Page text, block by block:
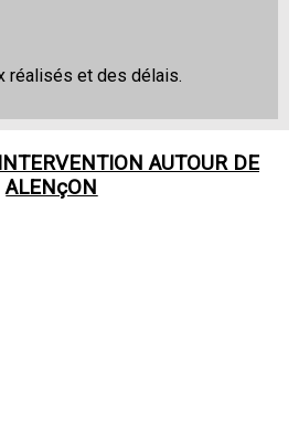
réalisés et des délais.
AUTOUR DE
ALENçON